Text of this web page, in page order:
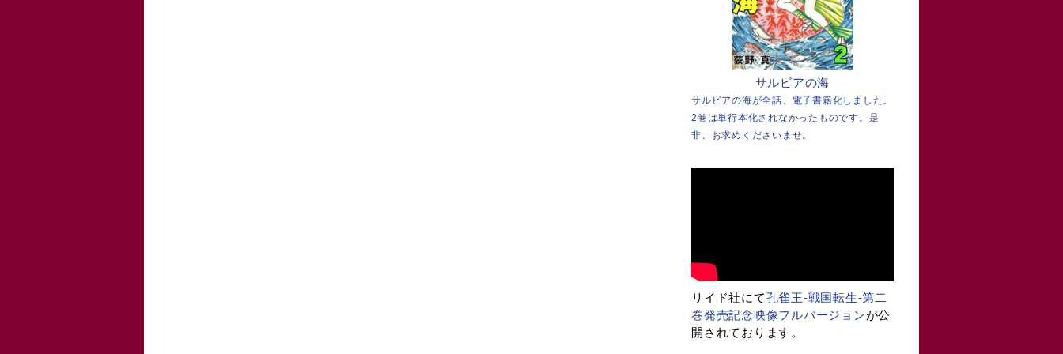
サルビアの海
サルビアの海が全話、電子書籍化しました。
2巻は単行本化されなかったものです。是
非、お求めくださいませ。
リイド社にて孔雀王-戦国転生-第二
巻発売記念映像フルバージョンが公
開されております。